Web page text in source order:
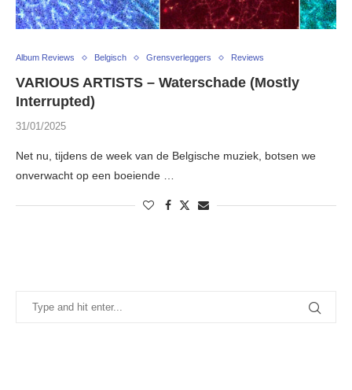
Album Reviews Belgisch Grensverleggers Reviews
VARIOUS ARTISTS – Waterschade (Mostly
Interrupted)
31/01/2025
Net nu, tijdens de week van de Belgische muziek, botsen we
onverwacht op een boeiende …